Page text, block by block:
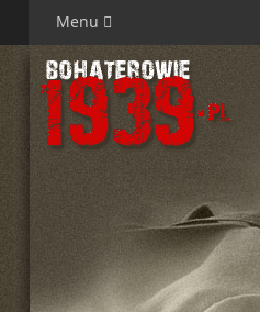
Menu